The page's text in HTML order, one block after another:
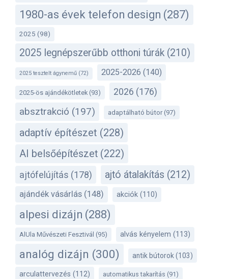
1980-as évek telefon design (287)
2025 (98)
2025 legnépszerűbb otthoni túrák (210)
2025 tesztelt ágynemű (72) 2025-2026 (140)
2025-ös ajándékötletek (93) 2026 (176)
absztrakció (197) adaptálható bútor(97)
adaptív építészet (228)
AI belsőépítészet (222)
ajtófelújítás (178) ajtó átalakítás (212)
ajándék vásárlás (148) akciók (110)
alpesi dizájn (288)
AlUla Művészeti Fesztivál (95) alvás kényelem (113)
analóg dizájn (300) antik bútorok (103)
arculattervezés (112) automatikus takarítás (91)